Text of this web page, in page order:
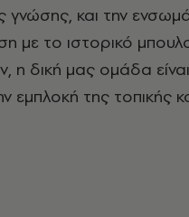
γνώσης, και την
με το ιστορικό
η δική μας ομάδα
εμπλοκή της τοπικής